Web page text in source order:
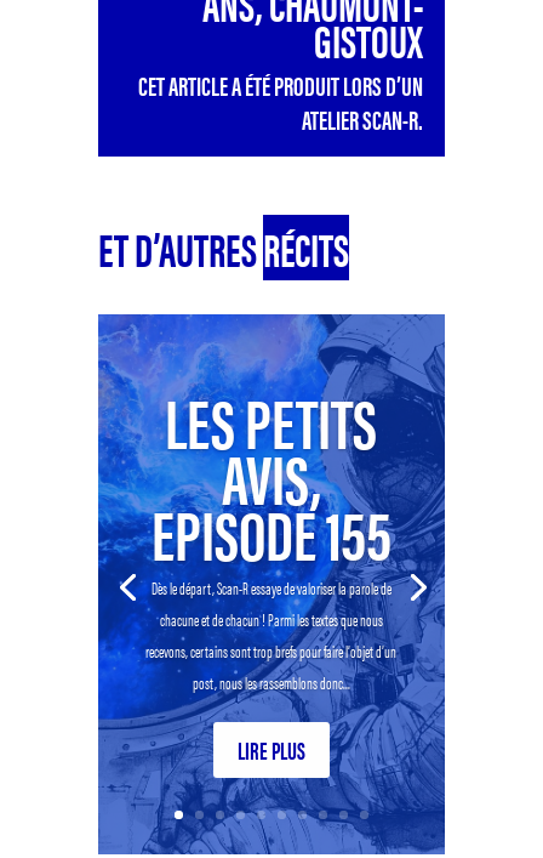
GISTOUX
CET ARTICLE A ÉTÉ PRODUIT LORS D’UN
ATELIER SCAN-R.
ET D’AUTRESRÉCITS
LES PETITS
AVIS,
EPISODE 155
Dès le départ, Scan-R essaye de valoriser la parole de
chacune et de chacun ! Parmi les textes que nous
recevons, certains sont trop brefs pour faire l’objet d’un
post, nous les rassemblons donc...
LIRE PLUS